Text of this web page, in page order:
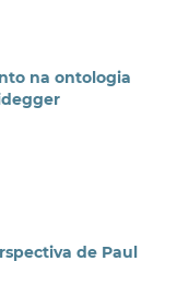
na ontologia
de Paul